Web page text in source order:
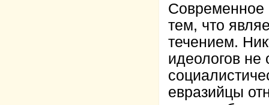
Современное
тем, что
течением.
идеологов не
евразийцы